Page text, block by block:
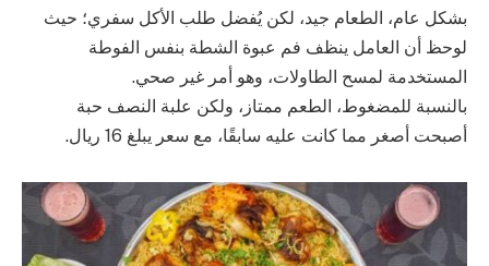
بشكل عام، الطعام جيد، لكن يُفضل طلب الأكل سفري؛ حيث
لوحظ أن العامل ينظف فم عبوة الشطة بنفس الفوطة
المستخدمة لمسح الطاولات، وهو أمر غير صحي.
بالنسبة للمضغوط، الطعم ممتاز، ولكن علبة النصف حبة
أصبحت أصغر مما كانت عليه سابقًا، مع سعر يبلغ 16 ريال.